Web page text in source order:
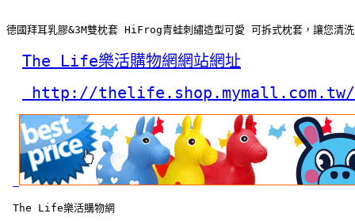
德國拜耳乳膠&3M雙枕套 HiFrog青蛙刺繡造型可愛 可拆式枕套，讓您清
The Life樂活購物網網站網址
http://thelife.shop.mymall.com.tw/
The Life樂活購物網